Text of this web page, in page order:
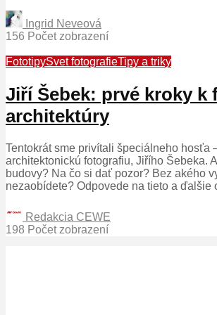
Ingrid Neveová
156 Počet zobrazení
FototipySvet fotografieTipy a triky
Jiří Šebek: prvé kroky k
architektúry
Tentokrát sme privítali špeciálneho hosťa
architektonickú fotografiu, Jiřího Šebeka.
budovy? Na čo si dať pozor? Bez akého
nezaobídete? Odpovede na tieto a ďalšie
Redakcia CEWE
198 Počet zobrazení